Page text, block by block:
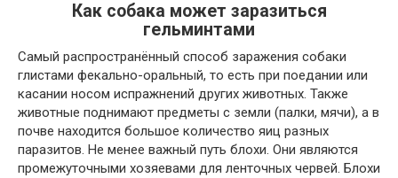
Как собака может заразиться
гельминтами
Самый распространённый способ заражения собаки
глистами фекально-оральный, то есть при поедании или
касании носом испражнений других животных. Также
животные поднимают предметы с земли (палки, мячи), а в
почве находится большое количество яиц разных
паразитов. Не менее важный путь блохи. Они являются
промежуточными хозяевами для ленточных червей. Блохи